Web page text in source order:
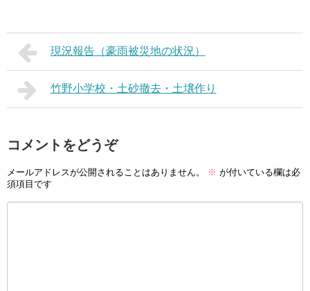
現況報告（豪雨被災地の状況）
竹野小学校・土砂撤去・土壌作り
コメントをどうぞ
メールアドレスが公開されることはありません。 ※ が付いている欄は必
須項目です